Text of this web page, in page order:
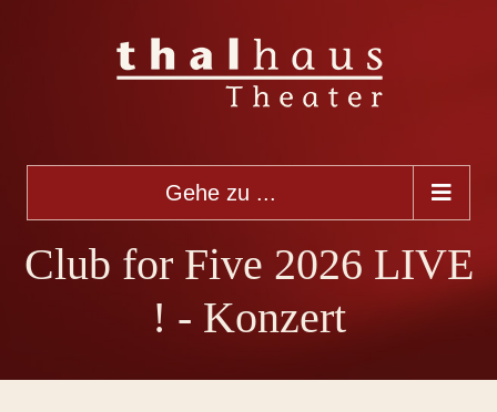
Gehe zu ...
Club for Five 2026 LIVE
! - Konzert